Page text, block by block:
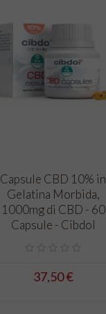
CARRELLO
Capsule CBD 10% in
Gelatina Morbida,
1000mg di CBD - 60
Capsule - Cibdol
37,50 €